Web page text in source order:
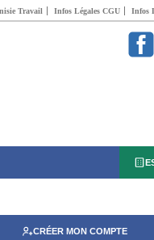
Travail Infos Légales CGU Infos
CRÉER MON COMPTE